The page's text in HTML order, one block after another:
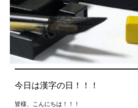
今日は漢字の日！！！
皆様、こんにちは！！！